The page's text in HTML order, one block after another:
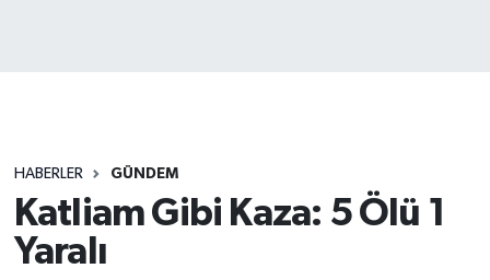
HABERLER GÜNDEM
Katliam Gibi Kaza: 5 Ölü 1
Yaralı